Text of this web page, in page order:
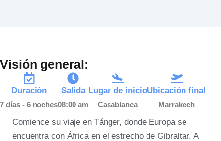
Visión general:
Duración
7 días - 6 noches
Salida
08:00 am
Lugar de inicio
Casablanca
Ubicación final
Marrakech
Comience su viaje en Tánger, donde Europa se
encuentra con África en el estrecho de Gibraltar. A